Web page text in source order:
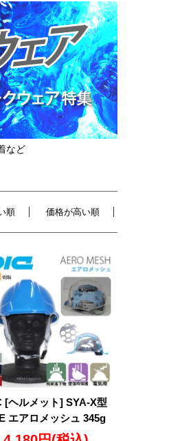
など
順 価格が高い順
[ヘルメット] SYA-X型
エアロメッシュ 345g